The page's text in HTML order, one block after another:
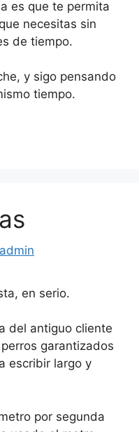
es que te permita
necesitas sin
de tiempo.
y sigo pensando
tiempo.
admin
en serio.
del antiguo cliente
garantizados
escribir largo y
por segunda